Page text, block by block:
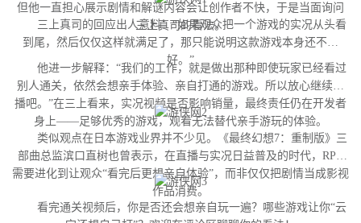
但他一直担心展示剧情和解谜内容会让创作者不快，于是当面询问
三上真司的看法。
三上真司的回应出人意料：“如果观众把一个游戏的实况从头看
到尾，然后仅仅这样就满足了，那只能说明这款游戏本身还不够
好。”
他进一步解释：“我们的工作，就是做出那种即使玩家已经看过
别人通关，依然会想亲手体验、亲自打通的游戏。所以放心继续直
播吧。”在三上看来，实况视频是否影响销量，最终责任仍在开发者
身上——足够优秀的游戏，观看无法替代亲手游玩的体验。
类似观点在日本游戏业界并不少见。《最终幻想7：重制版》三
部曲总监滨口直树也曾表示，在直播与实况日益普及的时代，RPG
需要进化到让观众“看完后更想亲自体验”，而非仅仅把剧情当成影视
作品消费。
看完通关视频后，你是否还会想亲自玩一遍？哪些游戏让你“云